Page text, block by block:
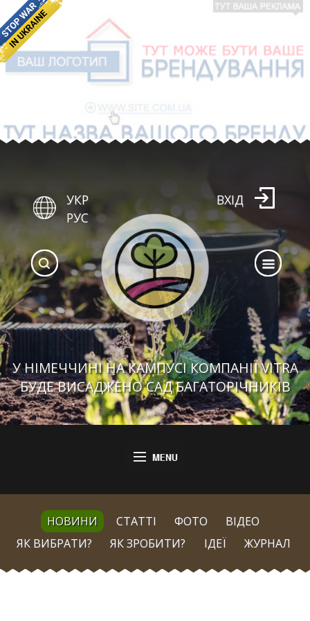
У НІМЕЧЧИНІ НА КАМПУСІ КОМПАНІЇ VITRA
БУДЕ ВИСАДЖЕНО САД БАГАТОРІЧНИКІВ
УКР
РУС
ВХІД
НОВИНИ СТАТТІ ФОТО
ВІДЕО
ЯК ВИБРАТИ?
ЯК ЗРОБИТИ? ІДЕЇ ЖУРНАЛ